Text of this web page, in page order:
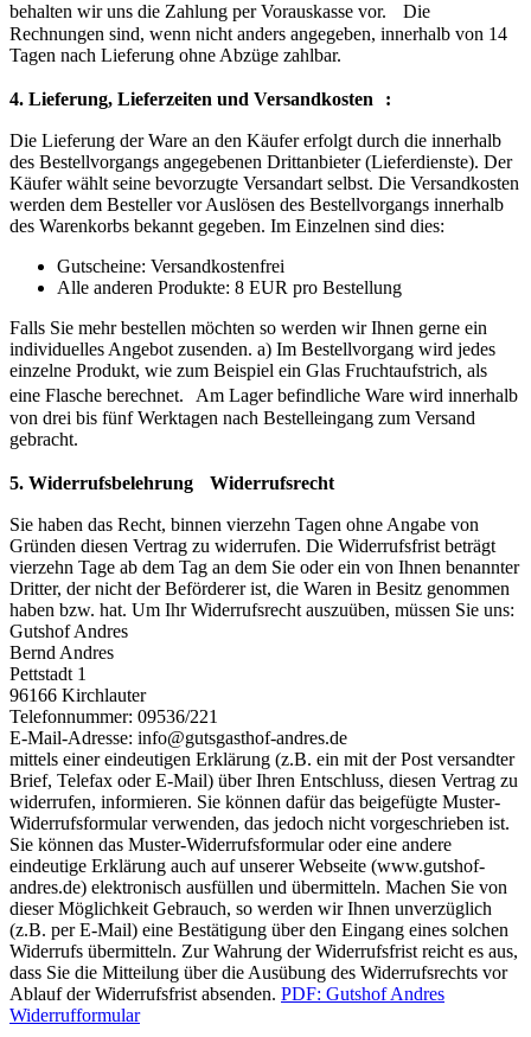
behalten wir uns die Zahlung per Vorauskasse vor. Die
Rechnungen sind, wenn nicht anders angegeben, innerhalb von 14
Tagen nach Lieferung ohne Abzüge zahlbar.
4. Lieferung, Lieferzeiten und Versandkosten :
Die Lieferung der Ware an den Käufer erfolgt durch die innerhalb
des Bestellvorgangs angegebenen Drittanbieter (Lieferdienste). Der
Käufer wählt seine bevorzugte Versandart selbst. Die Versandkosten
werden dem Besteller vor Auslösen des Bestellvorgangs innerhalb
des Warenkorbs bekannt gegeben. Im Einzelnen sind dies:
Gutscheine: Versandkostenfrei
Alle anderen Produkte: 8 EUR pro Bestellung
Falls Sie mehr bestellen möchten so werden wir Ihnen gerne ein
individuelles Angebot zusenden. a) Im Bestellvorgang wird jedes
einzelne Produkt, wie zum Beispiel ein Glas Fruchtaufstrich, als
eine Flasche berechnet. Am Lager befindliche Ware wird innerhalb
von drei bis fünf Werktagen nach Bestelleingang zum Versand
gebracht.
5. Widerrufsbelehrung Widerrufsrecht
Sie haben das Recht, binnen vierzehn Tagen ohne Angabe von
Gründen diesen Vertrag zu widerrufen. Die Widerrufsfrist beträgt
vierzehn Tage ab dem Tag an dem Sie oder ein von Ihnen benannter
Dritter, der nicht der Beförderer ist, die Waren in Besitz genommen
haben bzw. hat. Um Ihr Widerrufsrecht auszuüben, müssen Sie uns:
Gutshof Andres
Bernd Andres
Pettstadt 1
96166 Kirchlauter
Telefonnummer: 09536/221
E-Mail-Adresse: info@gutsgasthof-andres.de
mittels einer eindeutigen Erklärung (z.B. ein mit der Post versandter
Brief, Telefax oder E-Mail) über Ihren Entschluss, diesen Vertrag zu
widerrufen, informieren. Sie können dafür das beigefügte Muster-
Widerrufsformular verwenden, das jedoch nicht vorgeschrieben ist.
Sie können das Muster-Widerrufsformular oder eine andere
eindeutige Erklärung auch auf unserer Webseite (www.gutshof-
andres.de) elektronisch ausfüllen und übermitteln. Machen Sie von
dieser Möglichkeit Gebrauch, so werden wir Ihnen unverzüglich
(z.B. per E-Mail) eine Bestätigung über den Eingang eines solchen
Widerrufs übermitteln. Zur Wahrung der Widerrufsfrist reicht es aus,
dass Sie die Mitteilung über die Ausübung des Widerrufsrechts vor
Ablauf der Widerrufsfrist absenden. PDF: Gutshof Andres
Widerrufformular